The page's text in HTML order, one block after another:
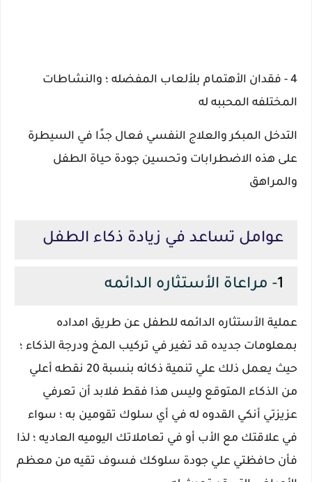
4 - فقدان الأهتمام بلألعاب المفضله ؛ والنشاطات
المختلفه المحببه له
التدخل المبكر والعلاج النفسي فعال جدًا في السيطرة
على هذه الاضطرابات وتحسين جودة حياة الطفل
والمراهق
عوامل تساعد في زيادة ذكاء الطفل
1- مراعاة الأستثاره الدائمه
عملية الأستثاره الدائمه للطفل عن طريق امداده
بمعلومات جديده قد تغير في تركيب المخ ودرجة الذكاء ؛
حيث يعمل ذلك علي تنمية ذكائه بنسبة 20 نقطه أعلي
من الذكاء المتوقع وليس هذا فقط فلابد أن تعرفي
عزيزتي أنكي القدوه له في أي سلوك تقومين به ؛ سواء
في علاقتك مع الأب أو في تعاملاتك اليوميه العاديه ؛ لذا
فأن حافظتي علي جودة سلوكك فسوف تقيه من معظم